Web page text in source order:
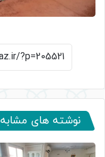
نوشته های مشابه